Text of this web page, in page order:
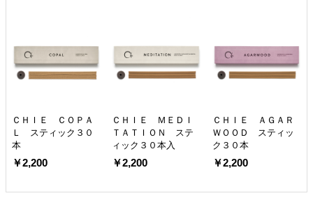
ＣＨＩＥ ＣＯＰＡ
Ｌ スティック３０
本
￥2,200
ＣＨＩＥ ＭＥＤＩ
ＴＡＴＩＯＮ ステ
ィック３０本入
￥2,200
ＣＨＩＥ ＡＧＡＲ
ＷＯＯＤ スティッ
ク３０本
￥2,200